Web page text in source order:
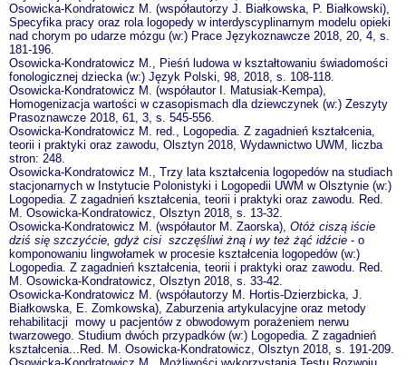
Osowicka-Kondratowicz M. (współautorzy J. Białkowska, P. Białkowski),
Specyfika pracy oraz rola logopedy w interdyscyplinarnym modelu opieki
nad chorym po udarze mózgu (w:) Prace Językoznawcze 2018, 20, 4, s.
181-196.
Osowicka-Kondratowicz M., Pieśń ludowa w kształtowaniu świadomości
fonologicznej dziecka (w:) Język Polski, 98, 2018, s. 108-118.
Osowicka-Kondratowicz M. (współautor I. Matusiak-Kempa),
Homogenizacja wartości w czasopismach dla dziewczynek (w:) Zeszyty
Prasoznawcze 2018, 61, 3, s. 545-556.
Osowicka-Kondratowicz M. red., Logopedia. Z zagadnień kształcenia,
teorii i praktyki oraz zawodu, Olsztyn 2018, Wydawnictwo UWM, liczba
stron: 248.
Osowicka-Kondratowicz M., Trzy lata kształcenia logopedów na studiach
stacjonarnych w Instytucie Polonistyki i Logopedii UWM w Olsztynie (w:)
Logopedia. Z zagadnień kształcenia, teorii i praktyki oraz zawodu. Red.
M. Osowicka-Kondratowicz, Olsztyn 2018, s. 13-32.
Osowicka-Kondratowicz M. (współautor M. Zaorska), Otóż ciszą iście
dziś się szczyćcie, gdyż cisi szczęśliwi żną i wy też żąć idźcie - o
komponowaniu lingwołamek w procesie kształcenia logopedów (w:)
Logopedia. Z zagadnień kształcenia, teorii i praktyki oraz zawodu. Red.
M. Osowicka-Kondratowicz, Olsztyn 2018, s. 33-42.
Osowicka-Kondratowicz M. (współautorzy M. Hortis-Dzierzbicka, J.
Białkowska, E. Zomkowska), Zaburzenia artykulacyjne oraz metody
rehabilitacji mowy u pacjentów z obwodowym porażeniem nerwu
twarzowego. Studium dwóch przypadków (w:) Logopedia. Z zagadnień
kształcenia...Red. M. Osowicka-Kondratowicz, Olsztyn 2018, s. 191-209.